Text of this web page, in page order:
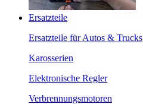
Ersatzteile
Ersatzteile für Autos & Trucks
Karosserien
Elektronische Regler
Verbrennungsmotoren